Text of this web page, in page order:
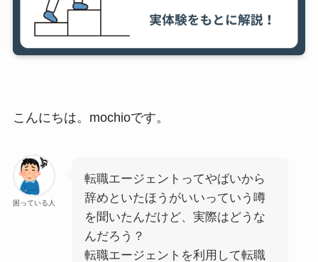
こんにちは。mochioです。
困っている人
転職エージェントってやばいから
辞めといたほうがいいっていう噂
を聞いたんだけど、実際はどうな
んだろう？
転職エージェントを利用して転職